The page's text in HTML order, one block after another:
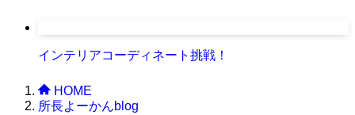
インテリアコーディネート挑戦！
HOME
所長よーかんblog